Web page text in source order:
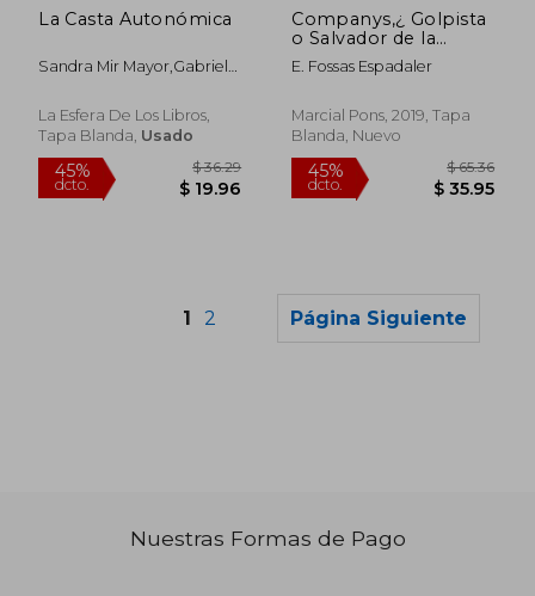
$ 9.45 dcto.
La Casta Autonómica
Sandra Mir Mayor,Gabriel
La Esfera De Los Libros,
Tapa Blanda, Usado
Companys,¿ Golpista
o Salvador de la
República? El Juicio
por los Hechos del 6
en Cataluña (Varios)
E. Fossas Espadaler
Marcial Pons, 2019, Tapa
Blanda, Nuevo
1 2 Página Siguiente
Nuestras Formas de Pago